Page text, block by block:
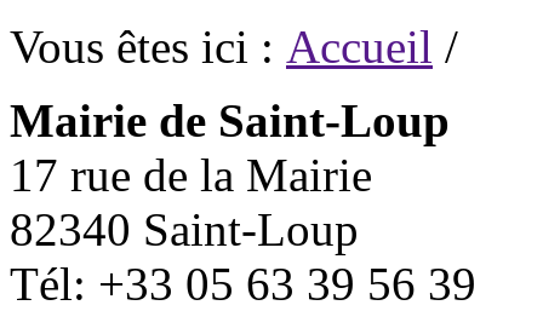
Vous êtes ici : Accueil /
Mairie de Saint-Loup
17 rue de la Mairie
82340 Saint-Loup
Tél: +33 05 63 39 56 39